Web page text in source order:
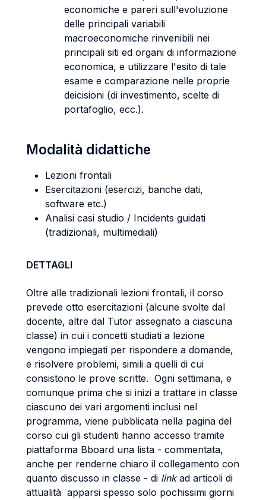
economiche e pareri sull'evoluzione
delle principali variabili
macroeconomiche rinvenibili nei
principali siti ed organi di informazione
economica, e utilizzare l'esito di tale
esame e comparazione nelle proprie
deicisioni (di investimento, scelte di
portafoglio, ecc.).
Modalità didattiche
Lezioni frontali
Esercitazioni (esercizi, banche dati,
software etc.)
Analisi casi studio / Incidents guidati
(tradizionali, multimediali)
DETTAGLI
Oltre alle tradizionali lezioni frontali, il corso
prevede otto esercitazioni (alcune svolte dal
docente, altre dal Tutor assegnato a ciascuna
classe) in cui i concetti studiati a lezione
vengono impiegati per rispondere a domande,
e risolvere problemi, simili a quelli di cui
consistono le prove scritte. Ogni settimana, e
comunque prima che si inizi a trattare in classe
ciascuno dei vari argomenti inclusi nel
programma, viene pubblicata nella pagina del
corso cui gli studenti hanno accesso tramite
piattaforma Bboard una lista - commentata,
anche per renderne chiaro il collegamento con
quanto discusso in classe - di linkad articoli di
attualità apparsi spesso solo pochissimi giorni